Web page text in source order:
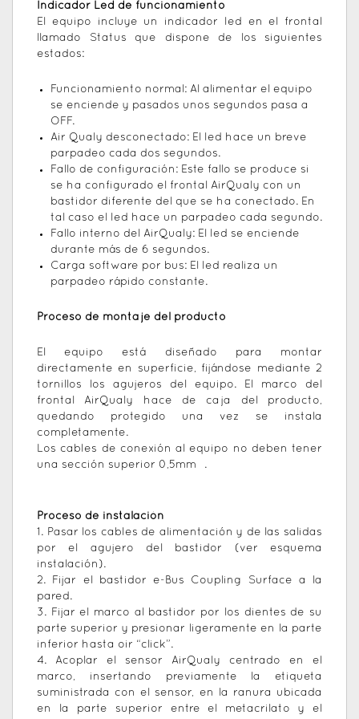
Indicador Led de funcionamiento
El equipo incluye un indicador led en el frontal
llamado Status que dispone de los siguientes
estados:
Funcionamiento normal: Al alimentar el equipo
se enciende y pasados unos segundos pasa a
OFF.
Air Qualy desconectado: El led hace un breve
parpadeo cada dos segundos.
Fallo de configuración: Este fallo se produce si
se ha configurado el frontal AirQualy con un
bastidor diferente del que se ha conectado. En
tal caso el led hace un parpadeo cada segundo.
Fallo interno del AirQualy: El led se enciende
durante más de 6 segundos.
Carga software por bus: El led realiza un
parpadeo rápido constante.
Proceso de montaje del producto
El equipo está diseñado para montar
directamente en superficie, fijándose mediante 2
tornillos los agujeros del equipo. El marco del
frontal AirQualy hace de caja del producto,
quedando protegido una vez se instala
completamente.
Los cables de conexión al equipo no deben tener
una sección superior 0,5mm ².
Proceso de instalación
1. Pasar los cables de alimentación y de las salidas
por el agujero del bastidor (ver esquema
instalación).
2. Fijar el bastidor e-Bus Coupling Surface a la
pared.
3. Fijar el marco al bastidor por los dientes de su
parte superior y presionar ligeramente en la parte
inferior hasta oir “click”.
4. Acoplar el sensor AirQualy centrado en el
marco, insertando previamente la etiqueta
suministrada con el sensor, en la ranura ubicada
en la parte superior entre el metacrilato y el